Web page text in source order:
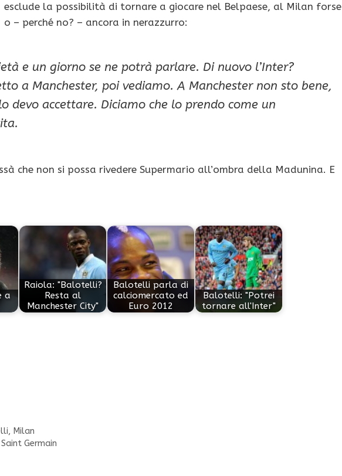
esclude la possibilità di tornare a giocare nel Belpaese, al Milan forse
o – perché no? – ancora in nerazzurro:
e un giorno se ne potrà parlare. Di nuovo l’Inter?
a Manchester, poi vediamo. A Manchester non sto bene,
devo accettare. Diciamo che lo prendo come un
che non si possa rivedere Supermario all’ombra della Madunina. E
a
Raiola: "Balotelli?
Resta al
Manchester City"
Balotelli parla di
calciomercato ed
Euro 2012
Balotelli: "Potrei
tornare all'Inter"
, Milan
Germain